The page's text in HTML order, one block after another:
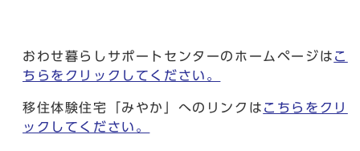
おわせ暮らしサポートセンターのホームページは こ
ちらをクリックしてください。
移住体験住宅「みやか」へのリンクは こちらをクリ
ックしてください。